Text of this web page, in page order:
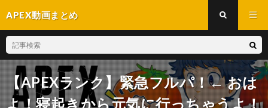
APEX動画まとめ
【APEXランク】緊急フルパ！← おは
よ！寝起きから元気に行っちゃうよ！